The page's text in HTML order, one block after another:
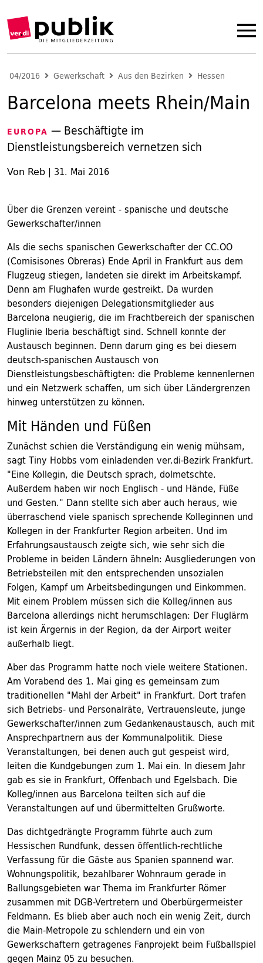
04/2016 Gewerkschaft Aus den Bezirken Hessen
Barcelona meets Rhein/Main
EUROPA — Beschäftigte im
Dienstleistungsbereich vernetzen sich
Von Reb | 31. Mai 2016
Über die Grenzen vereint - spanische und deutsche
Gewerkschafter/innen
Als die sechs spanischen Gewerkschafter der CC.OO
(Comisisones Obreras) Ende April in Frankfurt aus dem
Flugzeug stiegen, landeten sie direkt im Arbeitskampf.
Denn am Flughafen wurde gestreikt. Da wurden
besonders diejenigen Delegationsmitglieder aus
Barcelona neugierig, die im Frachtbereich der spanischen
Fluglinie Iberia beschäftigt sind. Schnell konnte der
Austausch beginnen. Denn darum ging es bei diesem
deutsch-spanischen Austausch von
Dienstleistungsbeschäftigten: die Probleme kennenlernen
und ein Netzwerk schaffen, um sich über Ländergrenzen
hinweg unterstützen zu können.
Mit Händen und Füßen
Zunächst schien die Verständigung ein wenig mühsam,
sagt Tiny Hobbs vom einladenden ver.di-Bezirk Frankfurt.
"Eine Kollegin, die Deutsch sprach, dolmetschte.
Außerdem haben wir noch Englisch - und Hände, Füße
und Gesten." Dann stellte sich aber auch heraus, wie
überraschend viele spanisch sprechende Kolleginnen und
Kollegen in der Frankfurter Region arbeiten. Und im
Erfahrungsaustausch zeigte sich, wie sehr sich die
Probleme in beiden Ländern ähneln: Ausgliederungen von
Betriebsteilen mit den entsprechenden unsozialen
Folgen, Kampf um Arbeitsbedingungen und Einkommen.
Mit einem Problem müssen sich die Kolleg/innen aus
Barcelona allerdings nicht herumschlagen: Der Fluglärm
ist kein Ärgernis in der Region, da der Airport weiter
außerhalb liegt.
Aber das Programm hatte noch viele weitere Stationen.
Am Vorabend des 1. Mai ging es gemeinsam zum
traditionellen "Mahl der Arbeit" in Frankfurt. Dort trafen
sich Betriebs- und Personalräte, Vertrauensleute, junge
Gewerkschafter/innen zum Gedankenaustausch, auch mit
Ansprechpartnern aus der Kommunalpolitik. Diese
Veranstaltungen, bei denen auch gut gespeist wird,
leiten die Kundgebungen zum 1. Mai ein. In diesem Jahr
gab es sie in Frankfurt, Offenbach und Egelsbach. Die
Kolleg/innen aus Barcelona teilten sich auf die
Veranstaltungen auf und übermittelten Grußworte.
Das dichtgedrängte Programm führte auch zum
Hessischen Rundfunk, dessen öffentlich-rechtliche
Verfassung für die Gäste aus Spanien spannend war.
Wohnungspolitik, bezahlbarer Wohnraum gerade in
Ballungsgebieten war Thema im Frankfurter Römer
zusammen mit DGB-Vertretern und Oberbürgermeister
Feldmann. Es blieb aber auch noch ein wenig Zeit, durch
die Main-Metropole zu schlendern und ein von
Gewerkschaftern getragenes Fanprojekt beim Fußballspiel
gegen Mainz 05 zu besuchen.